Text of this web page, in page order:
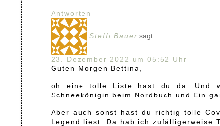
Antworten
Steffi Bauer sagt:
23. Dezember 2022 um 05:52 Uhr
Guten Morgen Bettina,
oh eine tolle Liste hast du da. Und
Schneekönigin beim Nordbuch und Ein
Aber auch sonst hast du richtig tolle
Legend liest. Da hab ich zufälligerweise